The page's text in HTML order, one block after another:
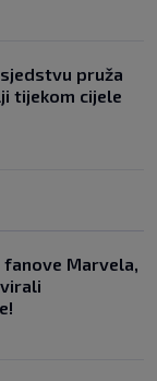
pruža
tijekom cijele
fanove Marvela,